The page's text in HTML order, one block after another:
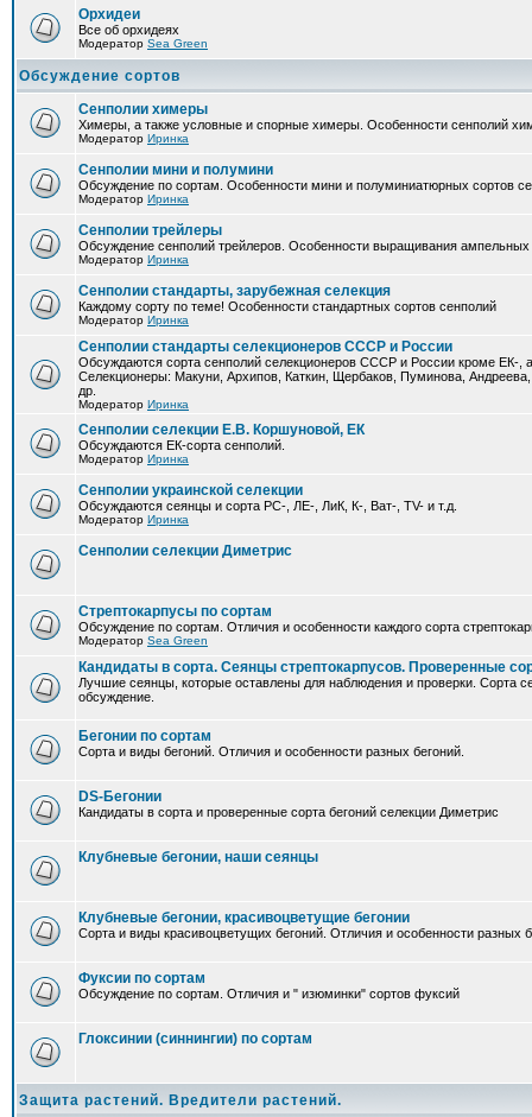
Орхидеи
Все об орхидеях
Модератор Sea Green
Обсуждение сортов
Сенполии химеры
Химеры, а также условные и спорные химеры. Особенности сенполий
Модератор Иринка
Сенполии мини и полумини
Обсуждение по сортам. Особенности мини и полуминиатюрных сортов
Модератор Иринка
Сенполии трейлеры
Обсуждение сенполий трейлеров. Особенности выращивания
Модератор Иринка
Сенполии стандарты, зарубежная селекция
Каждому сорту по теме! Особенности стандартных сортов сенполий
Модератор Иринка
Сенполии стандарты селекционеров СССР и России
Обсуждаются сорта сенполий селекционеров СССР и России кроме ЕК-,
Селекционеры: Макуни, Архипов, Каткин, Щербаков, Пуминова,
др.
Модератор Иринка
Сенполии селекции Е.В. Коршуновой, ЕК
Обсуждаются ЕК-сорта сенполий.
Модератор Иринка
Сенполии украинской селекции
Обсуждаются сеянцы и сорта РС-, ЛЕ-, ЛиК, К-, Ват-, TV- и т.д.
Модератор Иринка
Сенполии селекции Диметрис
Стрептокарпусы по сортам
Обсуждение по сортам. Отличия и особенности каждого сорта
Модератор Sea Green
Кандидаты в сорта. Сеянцы стрептокарпусов. Проверенные
Лучшие сеянцы, которые оставлены для наблюдения и проверки. Сорта
обсуждение.
Бегонии по сортам
Сорта и виды бегоний. Отличия и особенности разных бегоний.
DS-Бегонии
Кандидаты в сорта и проверенные сорта бегоний селекции Диметрис
Клубневые бегонии, наши сеянцы
Клубневые бегонии, красивоцветущие бегонии
Сорта и виды красивоцветущих бегоний. Отличия и особенности разных
Фуксии по сортам
Обсуждение по сортам. Отличия и " изюминки" сортов фуксий
Глоксинии (синнингии) по сортам
Защита растений. Вредители растений.